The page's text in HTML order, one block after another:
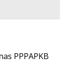
PPPAPKB